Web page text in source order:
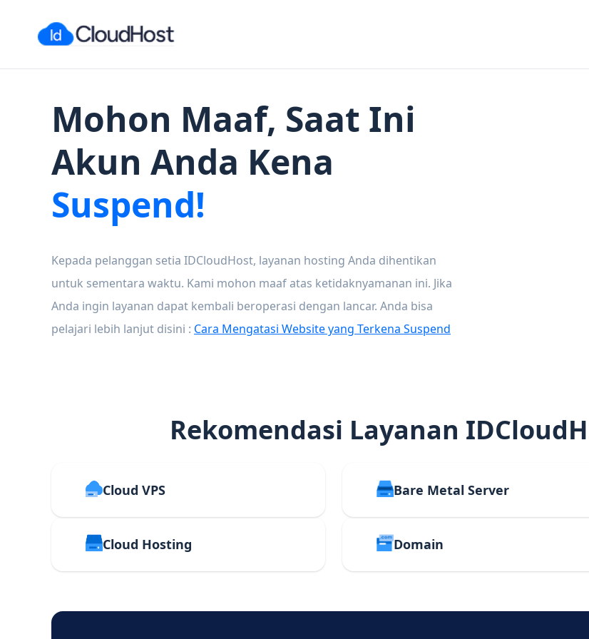
Mohon Maaf, Saat Ini
Akun Anda Kena
Suspend!
Kepada pelanggan setia IDCloudHost, layanan hosting Anda dihentikan
untuk sementara waktu. Kami mohon maaf atas ketidaknyamanan ini. Jika
Anda ingin layanan dapat kembali beroperasi dengan lancar. Anda bisa
pelajari lebih lanjut disini : Cara Mengatasi Website yang Terkena Suspend
Rekomendasi Layanan
Cloud VPS Bare Metal Server
Cloud Hosting Domain